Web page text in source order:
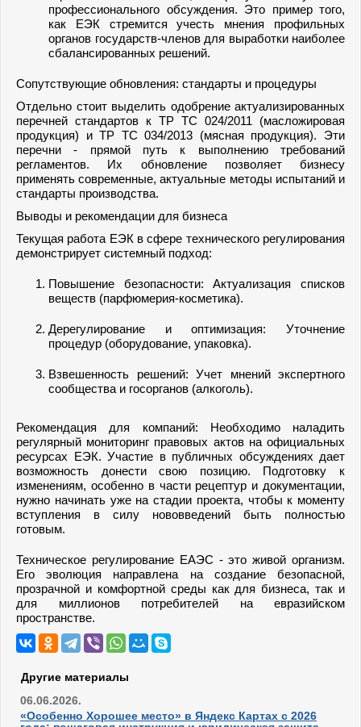
профессионального обсуждения. Это пример того,
как ЕЭК стремится учесть мнения профильных
органов государств-членов для выработки наиболее
сбалансированных решений.
Сопутствующие обновления: стандарты и процедуры
Отдельно стоит выделить одобрение актуализированных
перечней стандартов к ТР ТС 024/2011 (масложировая
продукция) и ТР ТС 034/2013 (мясная продукция). Эти
перечни - прямой путь к выполнению требований
регламентов. Их обновление позволяет бизнесу
применять современные, актуальные методы испытаний и
стандарты производства.
Выводы и рекомендации для бизнеса
Текущая работа ЕЭК в сфере технического регулирования
демонстрирует системный подход:
Повышение безопасности: Актуализация списков
веществ (парфюмерия-косметика).
Дерегулирование и оптимизация: Уточнение
процедур (оборудование, упаковка).
Взвешенность решений: Учет мнений экспертного
сообщества и госорганов (алкоголь).
Рекомендация для компаний: Необходимо наладить
регулярный мониторинг правовых актов на официальных
ресурсах ЕЭК. Участие в публичных обсуждениях дает
возможность донести свою позицию. Подготовку к
изменениям, особенно в части рецептур и документации,
нужно начинать уже на стадии проекта, чтобы к моменту
вступления в силу нововведений быть полностью
готовым.
Техническое регулирование ЕАЭС - это живой организм.
Его эволюция направлена на создание безопасной,
прозрачной и комфортной среды как для бизнеса, так и
для миллионов потребителей на евразийском
пространстве.
Другие материалы
06.06.2026.
«Особенно Хорошее место» в Яндекс Картах с 2026